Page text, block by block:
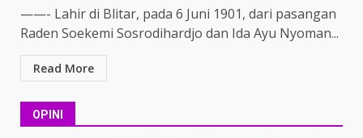
——- Lahir di Blitar, pada 6 Juni 1901, dari pasangan
Raden Soekemi Sosrodihardjo dan Ida Ayu Nyoman...
Read More
OPINI